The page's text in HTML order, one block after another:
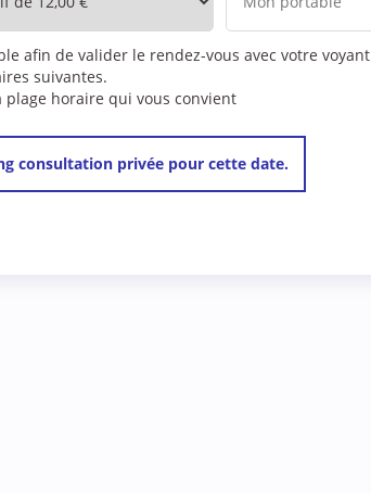
afin de valider le rendez-vous avec votre voyant
suivantes.
horaire qui vous convient
consultation privée pour cette date.